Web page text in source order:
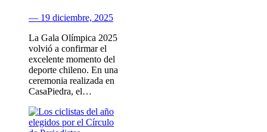
— 19 diciembre, 2025
La Gala Olímpica 2025
volvió a confirmar el
excelente momento del
deporte chileno. En una
ceremonia realizada en
CasaPiedra, el…